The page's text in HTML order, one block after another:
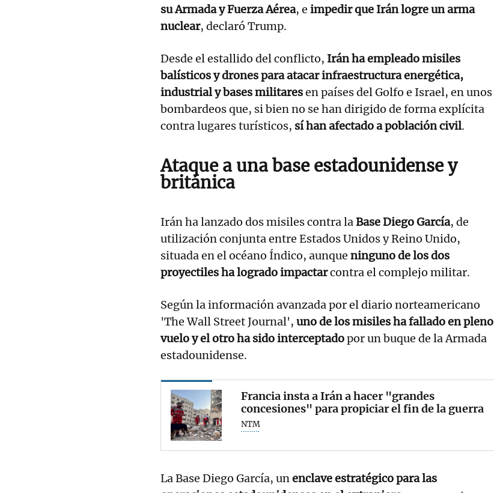
su Armada y Fuerza Aérea, e impedir que Irán logre un arma
nuclear, declaró Trump.
Desde el estallido del conflicto, Irán ha empleado misiles
balísticos y drones para atacar infraestructura energética,
industrial y bases militaresen países del Golfo e Israel, en unos
bombardeos que, si bien no se han dirigido de forma explícita
contra lugares turísticos, sí han afectado a población civil.
Ataque a una base estadounidense y
británica
Irán ha lanzado dos misiles contra laBase Diego García, de
utilización conjunta entre Estados Unidos y Reino Unido,
situada en el océano Índico, aunque ninguno de los dos
proyectiles ha logrado impactarcontra el complejo militar.
Según la información avanzada por el diario norteamericano
'The Wall Street Journal', uno de los misiles ha fallado en pleno
vuelo y el otro ha sido interceptadopor un buque de la Armada
estadounidense.
Francia insta a Irán a hacer "grandes
concesiones" para propiciar el fin de la guerra
NTM
La Base Diego García, unenclave estratégico para las